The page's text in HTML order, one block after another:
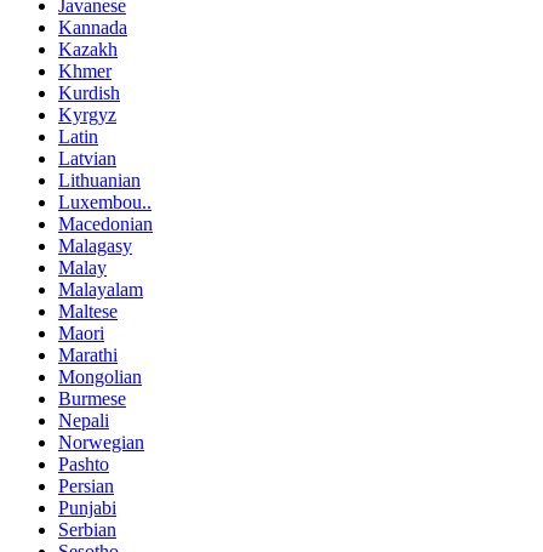
Javanese
Kannada
Kazakh
Khmer
Kurdish
Kyrgyz
Latin
Latvian
Lithuanian
Luxembou..
Macedonian
Malagasy
Malay
Malayalam
Maltese
Maori
Marathi
Mongolian
Burmese
Nepali
Norwegian
Pashto
Persian
Punjabi
Serbian